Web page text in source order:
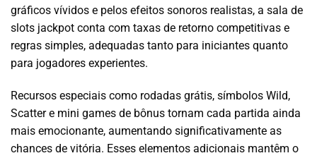
gráficos vívidos e pelos efeitos sonoros realistas, a sala de
slots jackpot conta com taxas de retorno competitivas e
regras simples, adequadas tanto para iniciantes quanto
para jogadores experientes.
Recursos especiais como rodadas grátis, símbolos Wild,
Scatter e mini games de bônus tornam cada partida ainda
mais emocionante, aumentando significativamente as
chances de vitória. Esses elementos adicionais mantêm o